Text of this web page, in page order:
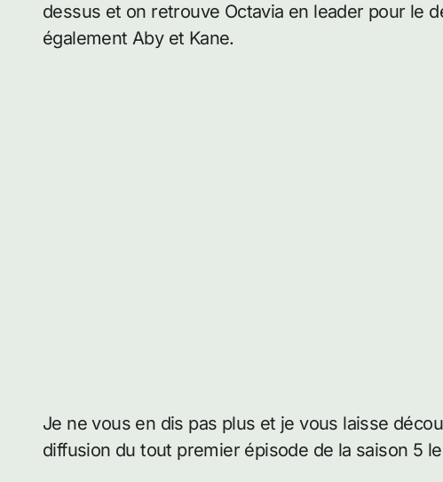
dessus et on retrouve Octavia en leader pour le
également Aby et Kane.
Je ne vous en dis pas plus et je vous laisse
diffusion du tout premier épisode de la saison 5